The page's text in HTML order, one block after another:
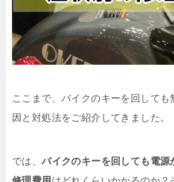
ここまで、バイクのキーを回しても
因と対処法をご紹介してきました。
では、バイクのキーを回しても電源